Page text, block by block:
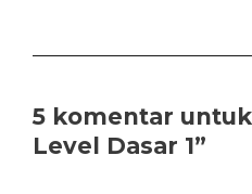
5 komentar untuk
Level Dasar 1”